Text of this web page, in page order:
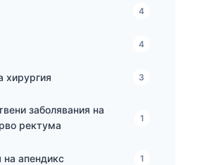
4
4
хирургия 3
заболявания на
ректума
1
на апендикс 1